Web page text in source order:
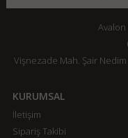
Vişnezade Mah. Şair
KURUMSAL
İletişim
Sipariş Takibi